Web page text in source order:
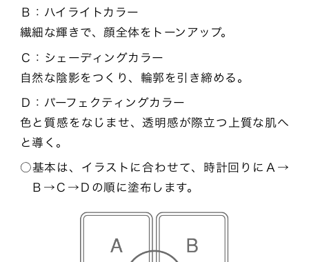
Ｂ：ハイライトカラー
繊細な輝きで、顔全体をトーンアップ。
Ｃ：シェーディングカラー
自然な陰影をつくり、輪郭を引き締める。
Ｄ：パーフェクティングカラー
色と質感をなじませ、透明感が際立つ上質な肌へ
と導く。
基本は、イラストに合わせて、時計回りにＡ→
Ｂ→Ｃ→Ｄの順に塗布します。